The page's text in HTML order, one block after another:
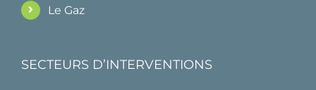
Le Gaz
SECTEURS D’INTERVENTIONS